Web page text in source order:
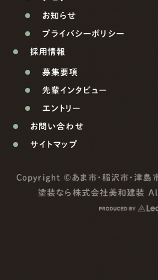
お知らせ
プライバシーポリシー
採用情報
募集要項
先輩インタビュー
エントリー
お問い合わせ
サイトマップ
Copyright ©あま市・稲沢市・津島
塗装なら株式会社美和建装